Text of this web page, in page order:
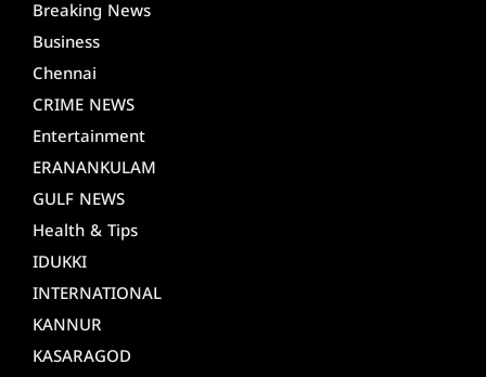
Breaking News
Business
Chennai
CRIME NEWS
Entertainment
ERANANKULAM
GULF NEWS
Health & Tips
IDUKKI
INTERNATIONAL
KANNUR
KASARAGOD